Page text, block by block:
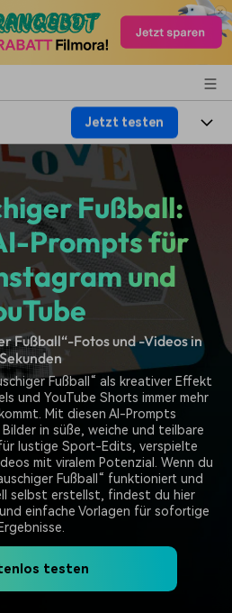
Jetzt testen
Meisterkurs
Beherrschen Sie
fortgeschrittene
Videobearbeitungsfähigkeiten
DIY-Spezialeffekte
Erfahren Sie, wie Sie einen
Bewertungen
Finden Sie mehr über Filmora
Nachrichten und
Bewertungen
Affiliate-Programm
Anmelden
Fußball:
Prompts für
und
Fußball“-Fotos und -Videos in
Sekunden
Fußball“ als kreativer Effekt
und YouTube Shorts immer mehr
Mit diesen AI-Prompts
in süße, weiche und teilbare
lustige Sport-Edits, verspielte
mit viralem Potenzial. Wenn du
Fußball“ funktioniert und
selbst erstellst, findest du hier
einfache Vorlagen für sofortige
Ergebnisse.
testen